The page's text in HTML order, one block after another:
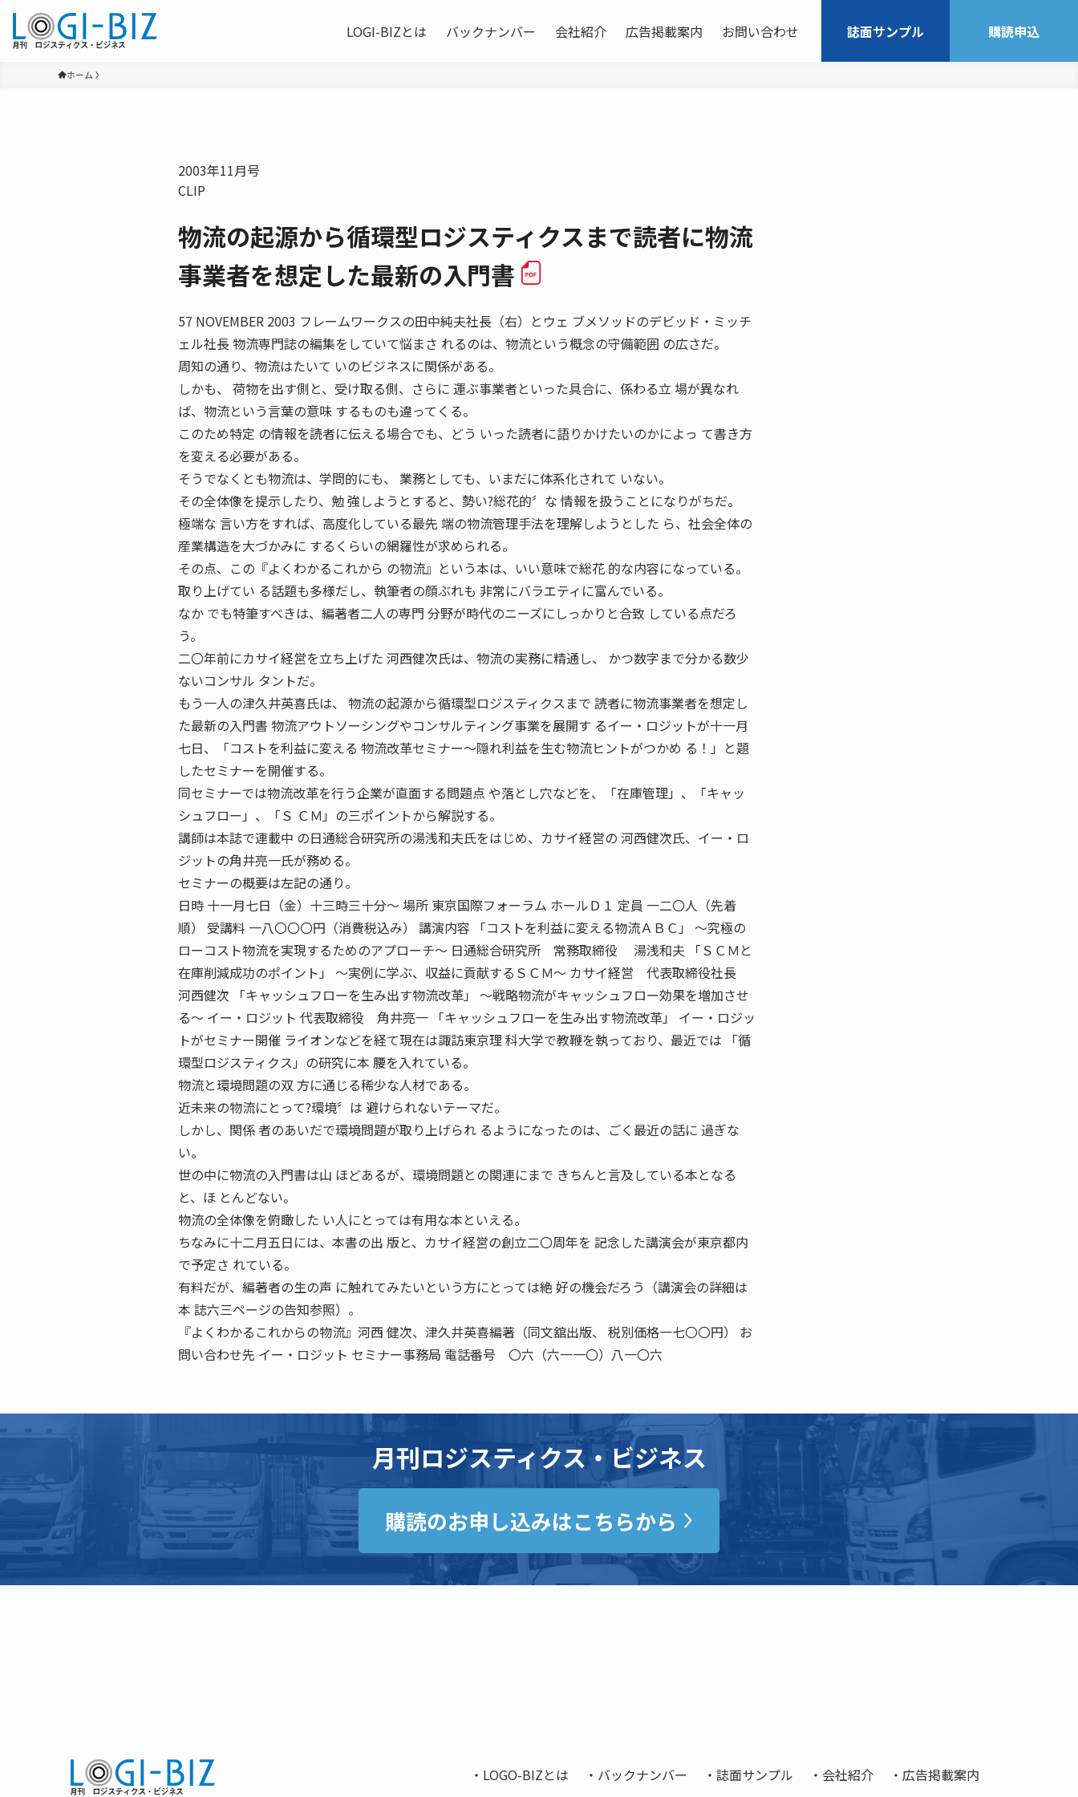
LOGI-BIZとは バックナンバー 会社紹介 広告掲載案内 お問い合わせ 誌面サンプル 購読申込
ホーム
2003年11月号
CLIP
物流の起源から循環型ロジスティクスまで読者に物流
事業者を想定した最新の入門書
57 NOVEMBER 2003 フレームワークスの田中純夫社長（右）とウェ ブメソッドのデビッド・ミッチ
ェル社長 物流専門誌の編集をしていて悩まさ れるのは、物流という概念の守備範囲 の広さだ。
周知の通り、物流はたいて いのビジネスに関係がある。
しかも、 荷物を出す側と、受け取る側、さらに 運ぶ事業者といった具合に、係わる立 場が異なれ
ば、物流という言葉の意味 するものも違ってくる。
このため特定 の情報を読者に伝える場合でも、どう いった読者に語りかけたいのかによっ て書き方
を変える必要がある。
そうでなくとも物流は、学問的にも、 業務としても、いまだに体系化されて いない。
その全体像を提示したり、勉 強しようとすると、勢い?総花的〞な 情報を扱うことになりがちだ。
極端な 言い方をすれば、高度化している最先 端の物流管理手法を理解しようとした ら、社会全体の
産業構造を大づかみに するくらいの網羅性が求められる。
その点、この『よくわかるこれから の物流』という本は、いい意味で総花 的な内容になっている。
取り上げてい る話題も多様だし、執筆者の顔ぶれも 非常にバラエティに富んでいる。
なか でも特筆すべきは、編著者二人の専門 分野が時代のニーズにしっかりと合致 している点だろ
う。
二〇年前にカサイ経営を立ち上げた 河西健次氏は、物流の実務に精通し、 かつ数字まで分かる数少
ないコンサル タントだ。
もう一人の津久井英喜氏は、 物流の起源から循環型ロジスティクスまで 読者に物流事業者を想定し
た最新の入門書 物流アウトソーシングやコンサルティング事業を展開す るイー・ロジットが十一月
七日、「コストを利益に変える 物流改革セミナー〜隠れ利益を生む物流ヒントがつかめ る！」と題
したセミナーを開催する。
同セミナーでは物流改革を行う企業が直面する問題点 や落とし穴などを、「在庫管理」、「キャッ
シュフロー」、「Ｓ ＣＭ」の三ポイントから解説する。
講師は本誌で連載中 の日通総合研究所の湯浅和夫氏をはじめ、カサイ経営の 河西健次氏、イー・ロ
ジットの角井亮一氏が務める。
セミナーの概要は左記の通り。
日時 十一月七日（金）十三時三十分〜 場所 東京国際フォーラム ホールＤ１ 定員 一二〇人（先着
順） 受講料 一八〇〇〇円（消費税込み） 講演内容 「コストを利益に変える物流ＡＢＣ」 〜究極の
ローコスト物流を実現するためのアプローチ〜 日通総合研究所 常務取締役 湯浅和夫 「ＳＣＭと
在庫削減成功のポイント」 〜実例に学ぶ、収益に貢献するＳＣＭ〜 カサイ経営 代表取締役社長
河西健次 「キャッシュフローを生み出す物流改革」 〜戦略物流がキャッシュフロー効果を増加させ
る〜 イー・ロジット 代表取締役 角井亮一 「キャッシュフローを生み出す物流改革」 イー・ロジッ
トがセミナー開催 ライオンなどを経て現在は諏訪東京理 科大学で教鞭を執っており、最近では 「循
環型ロジスティクス」の研究に本 腰を入れている。
物流と環境問題の双 方に通じる稀少な人材である。
近未来の物流にとって?環境〞は 避けられないテーマだ。
しかし、関係 者のあいだで環境問題が取り上げられ るようになったのは、ごく最近の話に 過ぎな
い。
世の中に物流の入門書は山 ほどあるが、環境問題との関連にまで きちんと言及している本となる
と、ほ とんどない。
物流の全体像を俯瞰した い人にとっては有用な本といえる。
ちなみに十二月五日には、本書の出 版と、カサイ経営の創立二〇周年を 記念した講演会が東京都内
で予定さ れている。
有料だが、編著者の生の声 に触れてみたいという方にとっては絶 好の機会だろう（講演会の詳細は
本 誌六三ページの告知参照）。
『よくわかるこれからの物流』河西 健次、津久井英喜編著（同文舘出版、 税別価格一七〇〇円） お
問い合わせ先 イー・ロジット セミナー事務局 電話番号 〇六（六一一〇）八一〇六
月刊ロジスティクス・ビジネス
購読のお申し込みはこちらから
LOGO-BIZとは バックナンバー 誌面サンプル 会社紹介 広告掲載案内